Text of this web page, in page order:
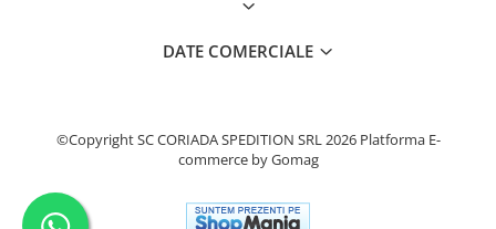
DATE COMERCIALE
©Copyright SC CORIADA SPEDITION SRL 2026 Platforma E-
commerce by Gomag